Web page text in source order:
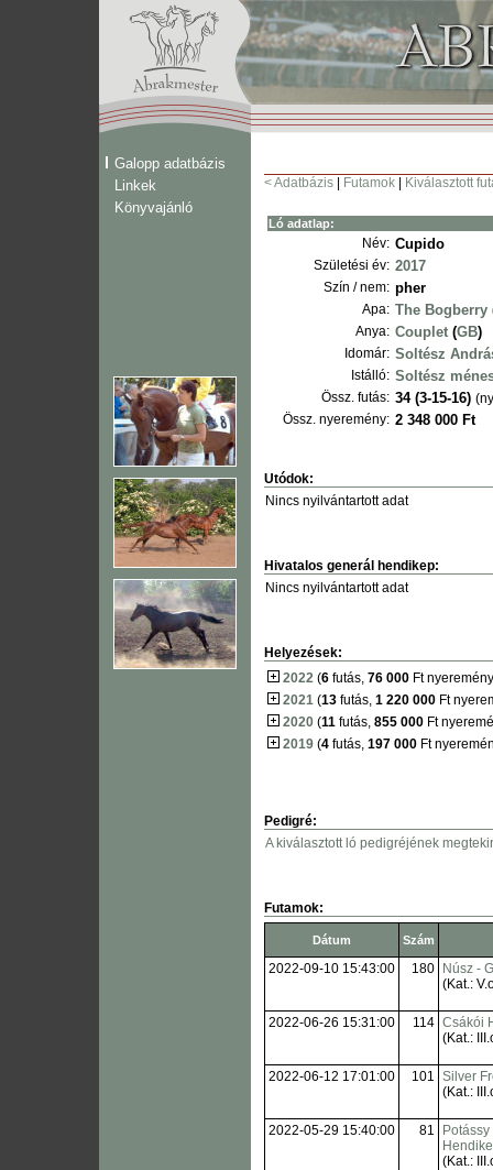
Galopp adatbázis
Linkek
Könyvajánló
< Adatbázis Futamok Kiválasztott
Ló adatlap:
Név: Cupido
Születési év: 2017
Szín / nem: pher
Apa: The Bogberry
Anya: Couplet (GB)
Idomár: Soltész
Istálló: Soltész
Össz. futás: 34 (3-15-16)
Össz. nyeremény: 2 348 000 Ft
Utódok:
Nincs nyilvántartott adat
Hivatalos generál hendikep:
Nincs nyilvántartott adat
Helyezések:
2022 (6 futás, 76 000 Ft
2021 (13 futás, 1 220 000 Ft
2020 (11 futás, 855 000 Ft
2019 (4 futás, 197 000 Ft
Pedigré:
A kiválasztott ló pedigréjének
Futamok:
Dátum Szám
2022-09-10 15:43:00 180
Núsz -
(Kat.:
2022-06-26 15:31:00 114 Csákói
(Kat.:
2022-06-12 17:01:00 101 Silver
(Kat.:
2022-05-29 15:40:00 81
(Kat.: